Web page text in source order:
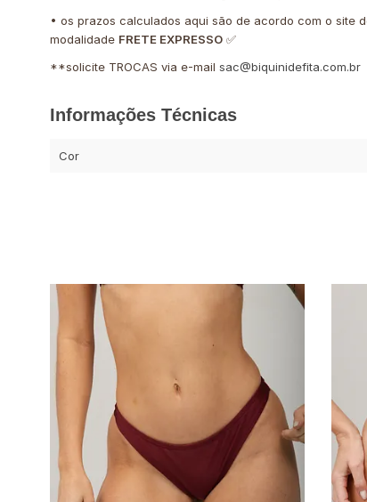
• os prazos calculados aqui são de acordo com o site
modalidade FRETE EXPRESSO ✅
**solicite TROCAS via e-mail sac@biquinidefita.com.br
Informações Técnicas
Cor